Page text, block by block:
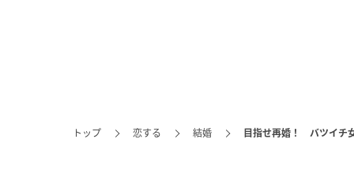
トップ 恋する 結婚 目指せ再婚！ バツイチ